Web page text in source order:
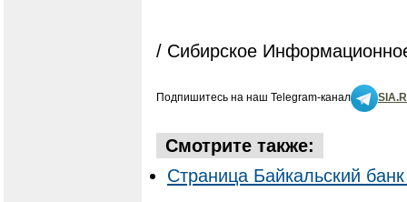
/ Сибирское
Подпишитесь на наш Telegram-канал
Смотрите также:
Страница Байкальский